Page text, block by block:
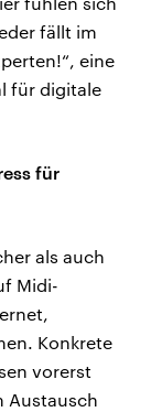
fällt im
eine
für digitale
für
als auch
Midi-
Konkrete
vorerst
Austausch